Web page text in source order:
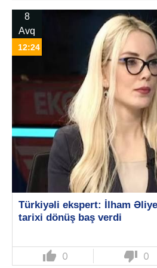
8
Avq
12:24
Türkiyəli ekspert: İlham
tarixi dönüş baş verdi
thumb_up 0 thumb_down 0